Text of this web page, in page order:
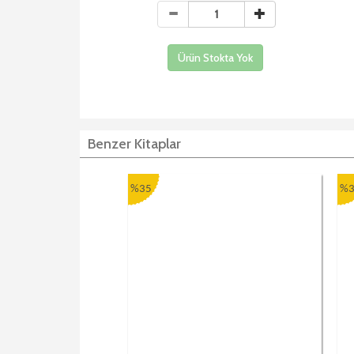
Ürün Stokta Yok
Benzer Kitaplar
%35